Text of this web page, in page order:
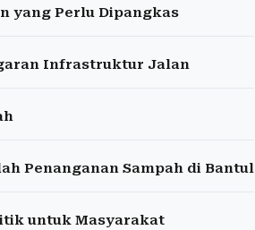
yang Perlu Dipangkas
Infrastruktur Jalan
Penanganan Sampah di Bantul
untuk Masyarakat